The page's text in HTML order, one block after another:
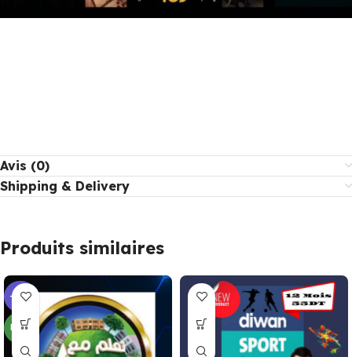
Avis (0)
Shipping & Delivery
Produits similaires
-20%
NEW